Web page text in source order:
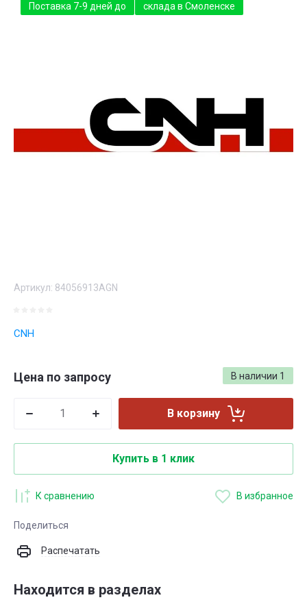
Поставка 7-9 дней до склада в Смоленске
Артикул: 84056913AGN
CNH
В наличии 1
Цена по запросу
В корзину
Купить в 1 клик
К сравнению В избранное
Поделиться
Распечатать
Находится в разделах